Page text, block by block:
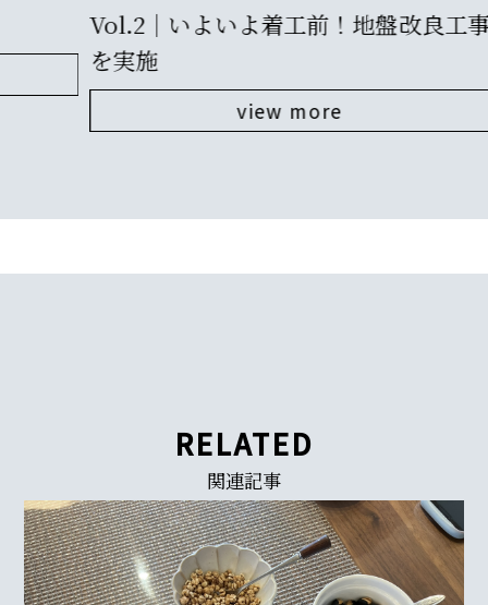
Vol.2｜いよいよ着工前！地盤改良工事
を実施
view more
RELATED
関連記事